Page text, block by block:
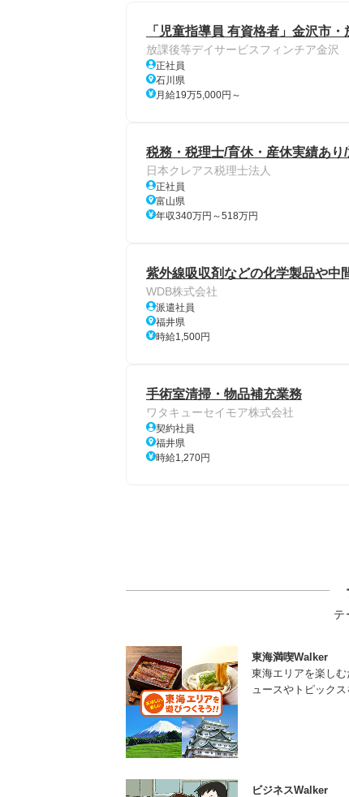
「児童指導員 有資格者」金沢市
放課後等デイサービスフィンチア金沢
正社員
石川県
月給19万5,000円～
税務・税理士/育休・産休実績あ
日本クレアス税理士法人
正社員
富山県
年収340万円～518万円
紫外線吸収剤などの化学製品や中
WDB株式会社
派遣社員
福井県
時給1,500円
手術室清掃・物品補充業務
ワタキューセイモア株式会社
契約社員
福井県
時給1,270円
テ
東海満喫Walker
東海エリアを楽しむ
ュースやトピック
ビジネスWalker